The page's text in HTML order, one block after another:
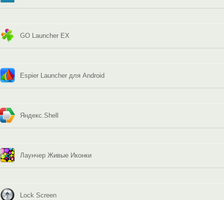
GO Launcher EX
Espier Launcher для Android
Яндекс.Shell
Лаунчер Живые Иконки
Lock Screen